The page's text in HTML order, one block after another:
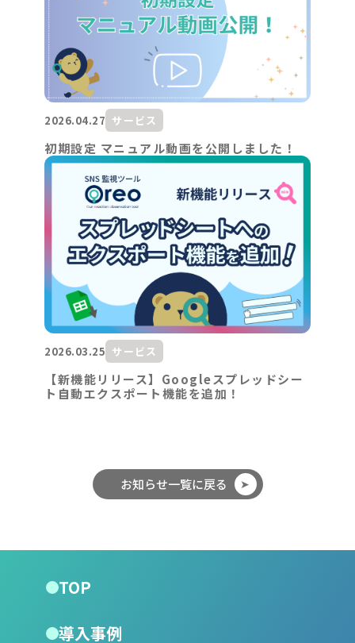
2026.04.27 サービス
初期設定 マニュアル動画を公開しました！
2026.03.25 サービス
【新機能リリース】Googleスプレッドシー
ト自動エクスポート機能を追加！
お知らせ一覧に戻る
TOP
導入事例